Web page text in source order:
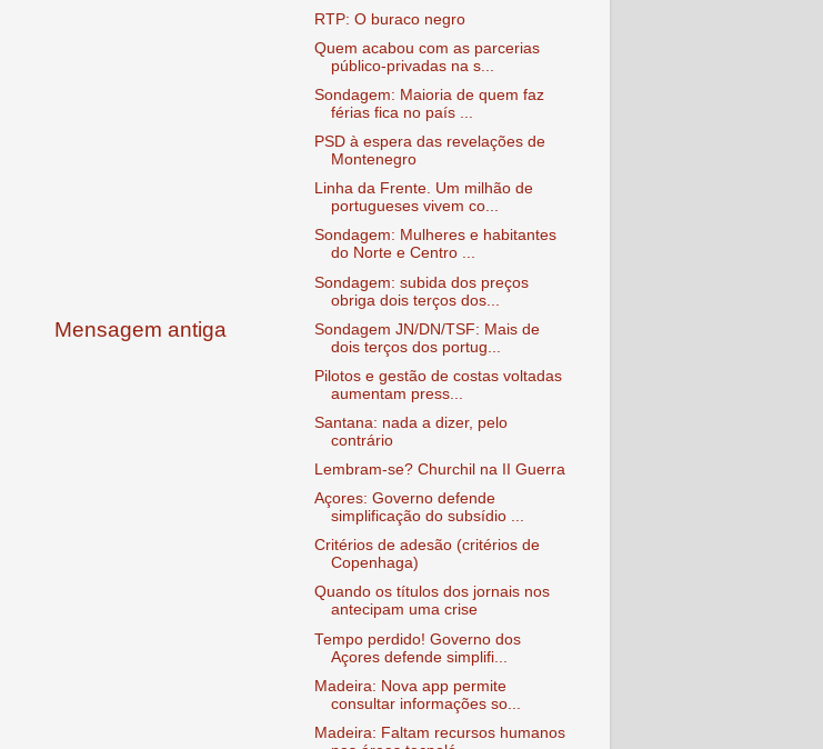
Mensagem antiga
RTP: O buraco negro
Quem acabou com as parcerias
público-privadas na s...
Sondagem: Maioria de quem faz
férias fica no país ...
PSD à espera das revelações de
Montenegro
Linha da Frente. Um milhão de
portugueses vivem co...
Sondagem: Mulheres e habitantes
do Norte e Centro ...
Sondagem: subida dos preços
obriga dois terços dos...
Sondagem JN/DN/TSF: Mais de
dois terços dos portug...
Pilotos e gestão de costas voltadas
aumentam press...
Santana: nada a dizer, pelo
contrário
Lembram-se? Churchil na II Guerra
Açores: Governo defende
simplificação do subsídio ...
Critérios de adesão (critérios de
Copenhaga)
Quando os títulos dos jornais nos
antecipam uma crise
Tempo perdido! Governo dos
Açores defende simplifi...
Madeira: Nova app permite
consultar informações so...
Madeira: Faltam recursos humanos